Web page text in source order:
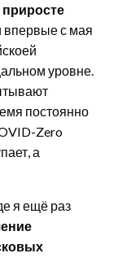
впервые с мая
уровне.
постоянно
Zero
а
я ещё раз